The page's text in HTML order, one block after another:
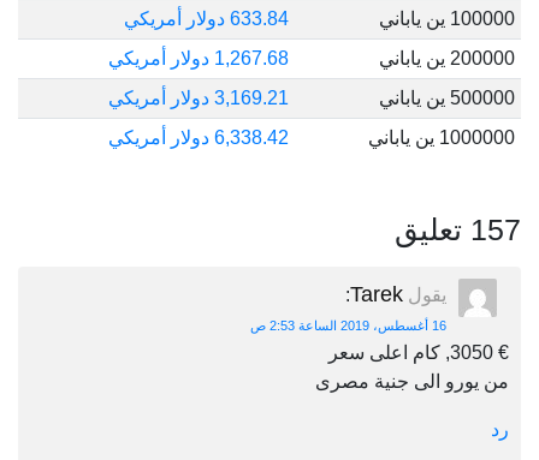
100000 ين ياباني
633.84 دولار أمريكي
200000 ين ياباني
1,267.68 دولار أمريكي
500000 ين ياباني
3,169.21 دولار أمريكي
1000000 ين ياباني
6,338.42 دولار أمريكي
157 تعليق
يقول Tarek
:
16 أغسطس، 2019 الساعة 2:53 ص
€ 3050, كام اعلى سعر
من يورو الى جنية مصرى
رد